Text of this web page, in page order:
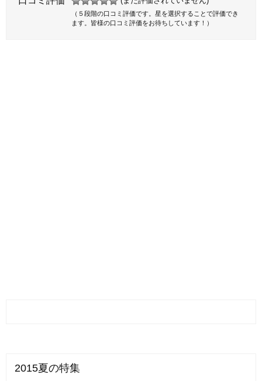
（５段階の口コミ評価です。星を選択することで評価でき
ます。皆様の口コミ評価をお待ちしています！）
2015夏の特集